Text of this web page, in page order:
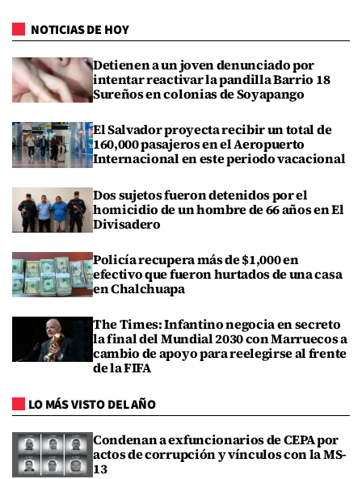
NOTICIAS DE HOY
Detienen a un joven denunciado por
intentar reactivar la pandilla Barrio 18
Sureños en colonias de Soyapango
El Salvador proyecta recibir un total de
160,000 pasajeros en el Aeropuerto
Internacional en este periodo vacacional
Dos sujetos fueron detenidos por el
homicidio de un hombre de 66 años en El
Divisadero
Policía recupera más de $1,000 en
efectivo que fueron hurtados de una casa
en Chalchuapa
The Times: Infantino negocia en secreto
la final del Mundial 2030 con Marruecos a
cambio de apoyo para reelegirse al frente
de la FIFA
LO MÁS VISTO DEL AÑO
Condenan a exfuncionarios de CEPA por
actos de corrupción y vínculos con la MS-
13